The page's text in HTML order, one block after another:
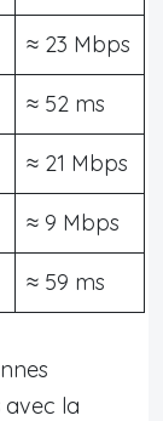
≈ 23 Mbps
≈ 52 ms
≈ 21 Mbps
≈ 9 Mbps
≈ 59 ms
avec la